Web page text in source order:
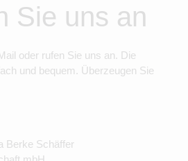
Sie uns an
oder rufen Sie uns an. Die
und bequem. Überzeugen Sie
Berke Schäffer